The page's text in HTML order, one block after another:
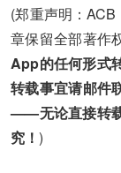
(郑重声明：
章保留全部著作
App的任何形式
转载事宜请邮件
——无论直接转
究！)